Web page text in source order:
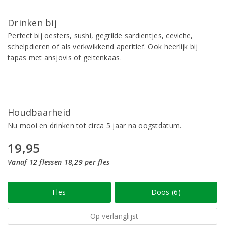
Drinken bij
Perfect bij oesters, sushi, gegrilde sardientjes, ceviche,
schelpdieren of als verkwikkend aperitief. Ook heerlijk bij
tapas met ansjovis of geitenkaas.
Houdbaarheid
Nu mooi en drinken tot circa 5 jaar na oogstdatum.
19,95
Vanaf 12 flessen 18,29 per fles
Fles Doos (6)
Op verlanglijst